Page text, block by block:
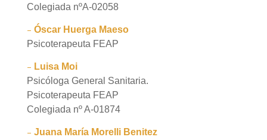
Colegiada nºA-02058
– Óscar Huerga Maeso
Psicoterapeuta FEAP
– Luisa Moi
Psicóloga General Sanitaria.
Psicoterapeuta FEAP
Colegiada nº A-01874
– Juana María Morelli Benitez